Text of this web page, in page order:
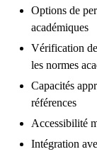
Options de
académiques
Vérification
les normes
Capacités
références
Accessibilité
Intégration